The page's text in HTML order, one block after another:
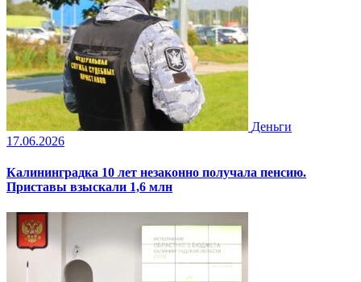
Деньги
17.06.2026
Калининградка 10 лет незаконно получала пенсию.
Приставы взыскали 1,6 млн